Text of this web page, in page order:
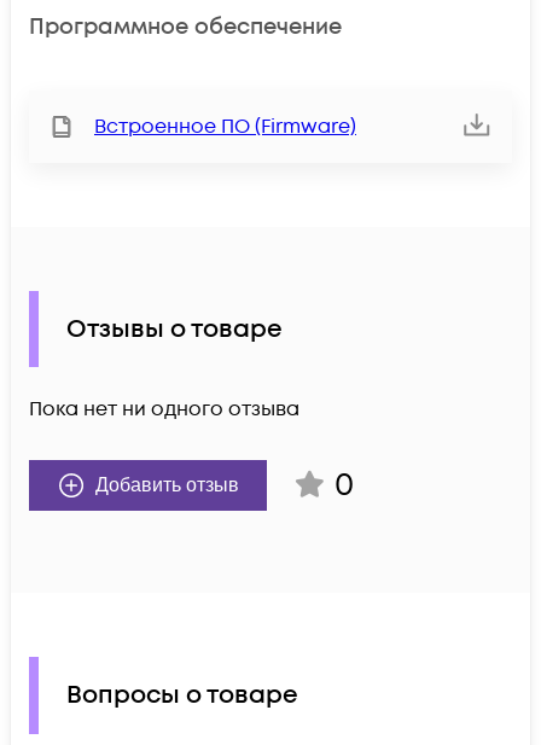
Программное обеспечение
Встроенное ПО (Firmware)
Отзывы о товаре
Пока нет ни одного отзыва
Добавить отзыв 0
Вопросы о товаре